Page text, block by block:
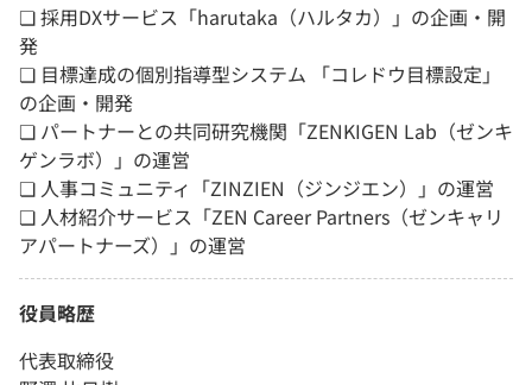
❏ 採用DXサービス「harutaka（ハルタカ）」の企画・開
発
❏ 目標達成の個別指導型システム 「コレドウ目標設定」
の企画・開発
❏ パートナーとの共同研究機関「ZENKIGEN Lab（ゼンキ
ゲンラボ）」の運営
❏ 人事コミュニティ「ZINZIEN（ジンジエン）」の運営
❏ 人材紹介サービス「ZEN Career Partners（ゼンキャリ
アパートナーズ）」の運営
役員略歴
代表取締役